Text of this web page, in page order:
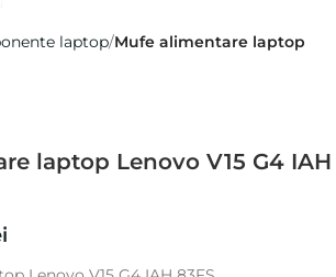
laptop Mufe alimentare laptop
laptop Lenovo V15 G4 IAH